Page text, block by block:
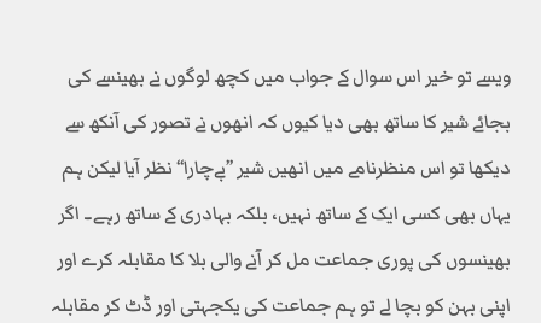
ویسے تو خیر اس سوال کے جواب میں کچھ لوگوں نے بھینسے کی
بجائے شیر کا ساتھ بھی دیا کیوں کہ انھوں نے تصور کی آنکھ سے
دیکھا تو اس منظرنامے میں انھیں شیر ’’بےچارا‘‘ نظر آیا لیکن ہم
یہاں بھی کسی ایک کے ساتھ نہیں، بلکہ بہادری کے ساتھ رہے۔ اگر
بھینسوں کی پوری جماعت مل کر آنے والی بلا کا مقابلہ کرے اور
اپنی بہن کو بچا لے تو ہم جماعت کی یکجہتی اور ڈٹ کر مقابلہ